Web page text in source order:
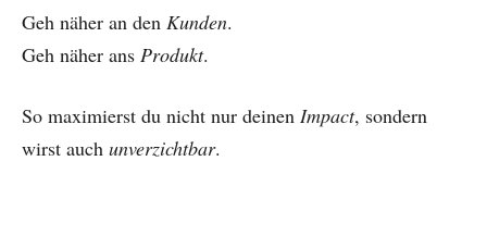
Geh näher an den Kunden.
Geh näher ans Produkt.
So maximierst du nicht nur deinen Impact, sondern
wirst auch unverzichtbar.